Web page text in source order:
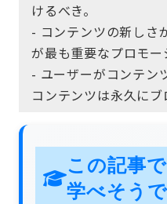
けるべき。
- コンテンツの新しさ
が最も重要なプロモー
- ユーザーがコンテン
コンテンツは永久にブ
この記事
学べそう